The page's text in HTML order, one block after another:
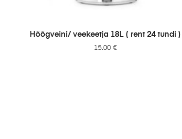
LISA PÄRINGUSSE
Hõõgveini/ veekeetja 18L ( rent 24 tundi )
15.00€